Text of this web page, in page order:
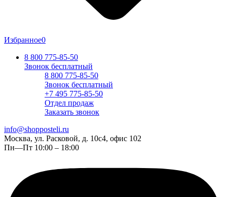
Избранное0
8 800 775-85-50
Звонок бесплатный
8 800 775-85-50
Звонок бесплатный
+7 495 775-85-50
Отдел продаж
Заказать звонок
info@shopposteli.ru
Москва, ул. Расковой, д. 10с4, офис 102
Пн—Пт 10:00 – 18:00